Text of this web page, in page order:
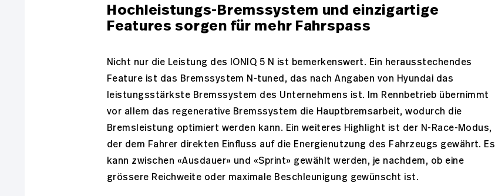
Hochleistungs-Bremssystem und einzigartige
Features sorgen für mehr Fahrspass
Nicht nur die Leistung des IONIQ 5 N ist bemerkenswert. Ein herausstechendes
Feature ist das Bremssystem N-tuned, das nach Angaben von Hyundai das
leistungsstärkste Bremssystem des Unternehmens ist. Im Rennbetrieb übernimmt
vor allem das regenerative Bremssystem die Hauptbremsarbeit, wodurch die
Bremsleistung optimiert werden kann. Ein weiteres Highlight ist der N-Race-Modus,
der dem Fahrer direkten Einfluss auf die Energienutzung des Fahrzeugs gewährt. Es
kann zwischen «Ausdauer» und «Sprint» gewählt werden, je nachdem, ob eine
grössere Reichweite oder maximale Beschleunigung gewünscht ist.